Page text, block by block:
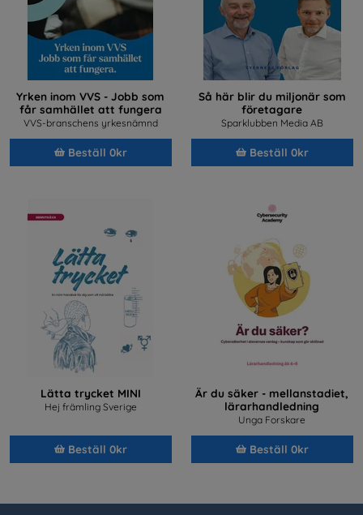
Yrken inom VVS - Jobb som
får samhället att fungera
VVS-branschens yrkesnämnd
Beställ 0kr
Så här blir du miljonär som
företagare
Sparklubben Media AB
Beställ 0kr
Lätta trycket MINI
Hej främling Sverige
Beställ 0kr
Är du säker - mellanstadiet,
lärarhandledning
Unga Forskare
Beställ 0kr